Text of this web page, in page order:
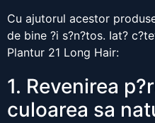
Cu ajutorul acestor
de bine ?i s?n?tos. Iat?
Plantur 21 Long Hair:
1. Revenirea
culoarea sa